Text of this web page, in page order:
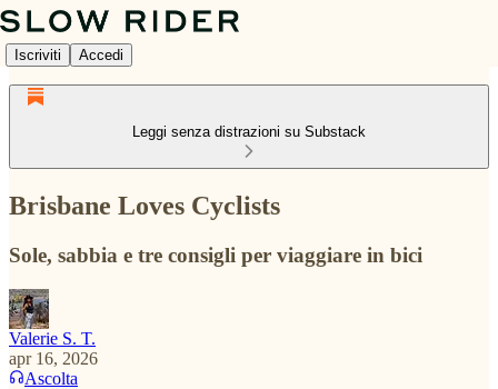
Iscriviti Accedi
Leggi senza distrazioni su Substack
Brisbane Loves Cyclists
Sole, sabbia e tre consigli per viaggiare in bici
Valerie S. T.
apr 16, 2026
Ascolta